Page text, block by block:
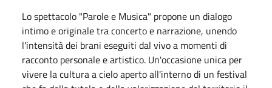
Lo spettacolo "Parole e Musica" propone un dialogo
intimo e originale tra concerto e narrazione, unendo
l'intensità dei brani eseguiti dal vivo a momenti di
racconto personale e artistico. Un'occasione unica per
vivere la cultura a cielo aperto all'interno di un festival